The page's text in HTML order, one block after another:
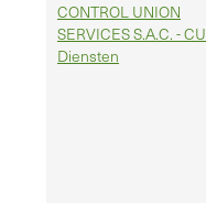
CONTROL UNION
SERVICES S.A.C. - CU
Diensten